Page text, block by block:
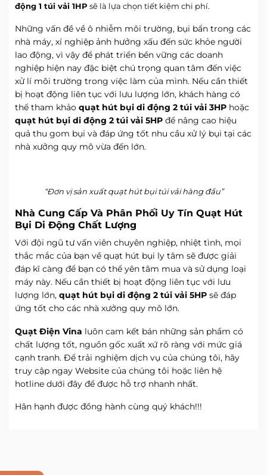
động 1 túi vải 1HP sẽ là lựa chọn tiết kiệm chi phí.
Những vấn đề về ô nhiễm môi trường, bụi bẩn trong các
nhà máy, xí nghiệp ảnh hưởng xấu đến sức khỏe người
lao động, vì vậy để phát triển bền vững các doanh
nghiệp hiện nay đặc biệt chú trọng quan tâm đến việc
xử lí môi trường trong việc làm của mình. Nếu cần thiết
bị hoạt động liên tục với lưu lượng lớn, khách hàng có
thể tham khảo quạt hút bụi di động 2 túi vải 3HP hoặc
quạt hút bụi di động 2 túi vải 5HP để nâng cao hiệu
quả thu gom bụi và đáp ứng tốt nhu cầu xử lý bụi tại các
nhà xưởng quy mô vừa đến lớn.
“Đơn vị sản xuất quạt hút bụi túi vải hàng đầu”
Nhà Cung Cấp Và Phân Phối Uy Tín Quạt Hút
Bụi Di Động Chất Lượng
Với đội ngũ tư vấn viên chuyên nghiệp, nhiệt tình, mọi
thắc mắc của bạn về quạt hút bụi ly tâm sẽ được giải
đáp kĩ càng để bạn có thể yên tâm mua và sử dụng loại
máy này. Nếu cần thiết bị hoạt động liên tục với lưu
lượng lớn, quạt hút bụi di động 2 túi vải 5HP sẽ đáp
ứng tốt cho các nhà xưởng quy mô lớn.
Quạt Điện Vina luôn cam kết bán những sản phẩm có
chất lượng tốt, nguồn gốc xuất xứ rõ ràng với mức giá
cạnh tranh. Để trải nghiệm dịch vụ của chúng tôi, hãy
truy cập ngay Website của chúng tôi hoặc liên hệ
hotline dưới đây để được hỗ trợ nhanh nhất.
Hân hạnh được đồng hành cùng quý khách!!!